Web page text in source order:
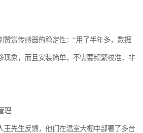
赞赏传感器的稳定性：“用了半年多，数据
现象，而且安装简单，不需要频繁校准，非
理
王先生反馈，他们在温室大棚中部署了多台